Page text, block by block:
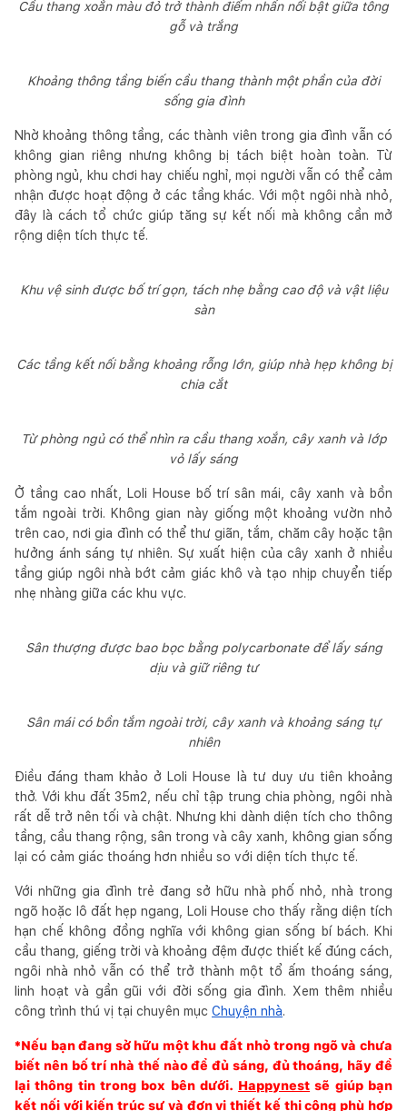
Cầu thang xoắn màu đỏ trở thành điểm nhấn nổi bật giữa tông
gỗ và trắng
Khoảng thông tầng biến cầu thang thành một phần của đời
sống gia đình
Nhờ khoảng thông tầng, các thành viên trong gia đình vẫn có
không gian riêng nhưng không bị tách biệt hoàn toàn. Từ
phòng ngủ, khu chơi hay chiếu nghỉ, mọi người vẫn có thể cảm
nhận được hoạt động ở các tầng khác. Với một ngôi nhà nhỏ,
đây là cách tổ chức giúp tăng sự kết nối mà không cần mở
rộng diện tích thực tế.
Khu vệ sinh được bố trí gọn, tách nhẹ bằng cao độ và vật liệu
sàn
Các tầng kết nối bằng khoảng rỗng lớn, giúp nhà hẹp không bị
chia cắt
Từ phòng ngủ có thể nhìn ra cầu thang xoắn, cây xanh và lớp
vỏ lấy sáng
Ở tầng cao nhất, Loli House bố trí sân mái, cây xanh và bồn
tắm ngoài trời. Không gian này giống một khoảng vườn nhỏ
trên cao, nơi gia đình có thể thư giãn, tắm, chăm cây hoặc tận
hưởng ánh sáng tự nhiên. Sự xuất hiện của cây xanh ở nhiều
tầng giúp ngôi nhà bớt cảm giác khô và tạo nhịp chuyển tiếp
nhẹ nhàng giữa các khu vực.
Sân thượng được bao bọc bằng polycarbonate để lấy sáng
dịu và giữ riêng tư
Sân mái có bồn tắm ngoài trời, cây xanh và khoảng sáng tự
nhiên
Điều đáng tham khảo ở Loli House là tư duy ưu tiên khoảng
thở. Với khu đất 35m2, nếu chỉ tập trung chia phòng, ngôi nhà
rất dễ trở nên tối và chật. Nhưng khi dành diện tích cho thông
tầng, cầu thang rộng, sân trong và cây xanh, không gian sống
lại có cảm giác thoáng hơn nhiều so với diện tích thực tế.
Với những gia đình trẻ đang sở hữu nhà phố nhỏ, nhà trong
ngõ hoặc lô đất hẹp ngang, Loli House cho thấy rằng diện tích
hạn chế không đồng nghĩa với không gian sống bí bách. Khi
cầu thang, giếng trời và khoảng đệm được thiết kế đúng cách,
ngôi nhà nhỏ vẫn có thể trở thành một tổ ấm thoáng sáng,
linh hoạt và gần gũi với đời sống gia đình. Xem thêm nhiều
công trình thú vị tại chuyên mục Chuyện nhà.
*Nếu bạn đang sở hữu một khu đất nhỏ trong ngõ và chưa
biết nên bố trí nhà thế nào để đủ sáng, đủ thoáng, hãy để
lại thông tin trong box bên dưới. Happynest sẽ giúp bạn
kết nối với kiến trúc sư và đơn vị thiết kế thi công phù hợp